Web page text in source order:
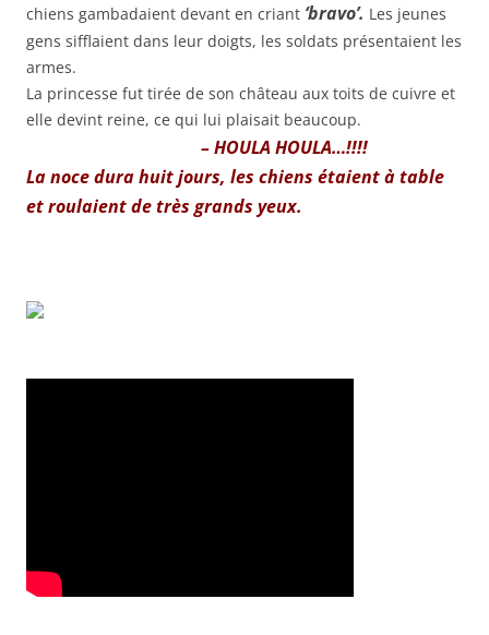
chiens gambadaient devant en criant ‘bravo’. Les jeunes
gens sifflaient dans leur doigts, les soldats présentaient les
armes.
La princesse fut tirée de son château aux toits de cuivre et
elle devint reine, ce qui lui plaisait beaucoup.
– HOULA HOULA…!!!!
La noce dura huit jours, les chiens étaient à table
et roulaient de très grands yeux.